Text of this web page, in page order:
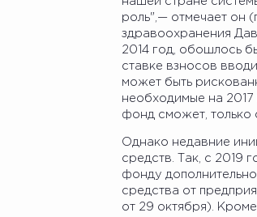
роль",— отмечает он
здравоохранения
2014 год, обошлось
ставке взносов
может быть
необходимые на 2017
фонд сможет, только
Однако недавние
средств. Так, с 2019
фонду
средства от
от 29 октября).